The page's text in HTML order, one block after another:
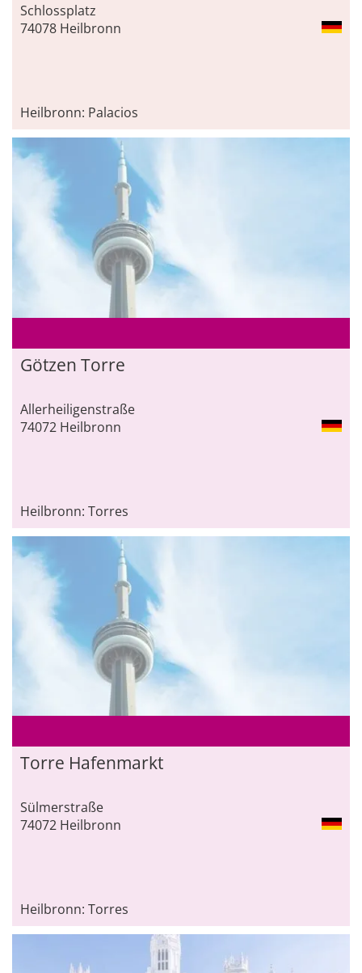
Schlossplatz
74078 Heilbronn
Heilbronn: Palacios
Götzen Torre
Allerheiligenstraße
74072 Heilbronn
Heilbronn: Torres
Torre Hafenmarkt
Sülmerstraße
74072 Heilbronn
Heilbronn: Torres